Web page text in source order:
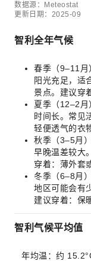
数据源：Meteostat
更新日期：2025-09
智利全年气候
春季（9–11月
阳光充足，适
景点。建议穿
夏季（12–2
时间长。常见
轻便透气的衣
秋季（3–5月
早晚温差较大
穿着：薄外套
冬季（6–8月
地区可能会有
建议穿着：保
智利气候平均值
年均温：约